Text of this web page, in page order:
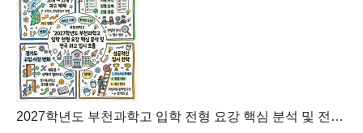
2027학년도 부천과학고 입학 전형 요강 핵심 분석 및 전국 과고 입시 흐름